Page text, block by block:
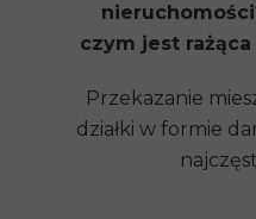
czym jest
Przekazanie
działki w formie